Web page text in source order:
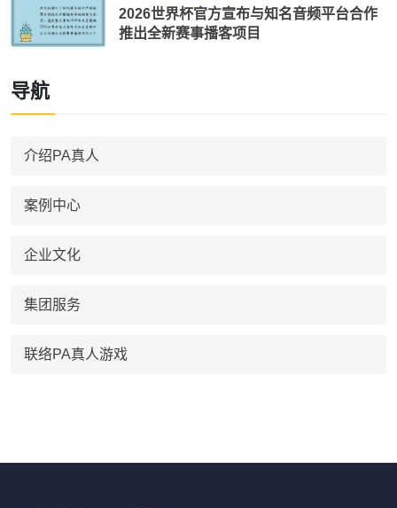
2026世界杯官方宣布与知名音频平台合作
推出全新赛事播客项目
导航
介绍PA真人
案例中心
企业文化
集团服务
联络PA真人游戏